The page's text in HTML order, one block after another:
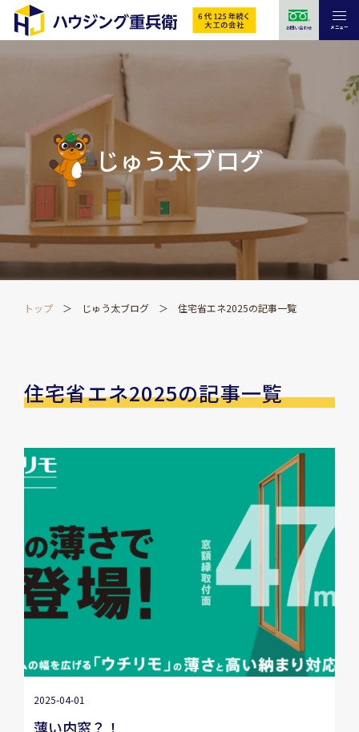
お問い合わせ メニュー
じゅう太ブログ
トップ じゅう太ブログ 住宅省エネ2025の記事一覧
住宅省エネ2025の記事一覧
2025-04-01
薄い内窓？！